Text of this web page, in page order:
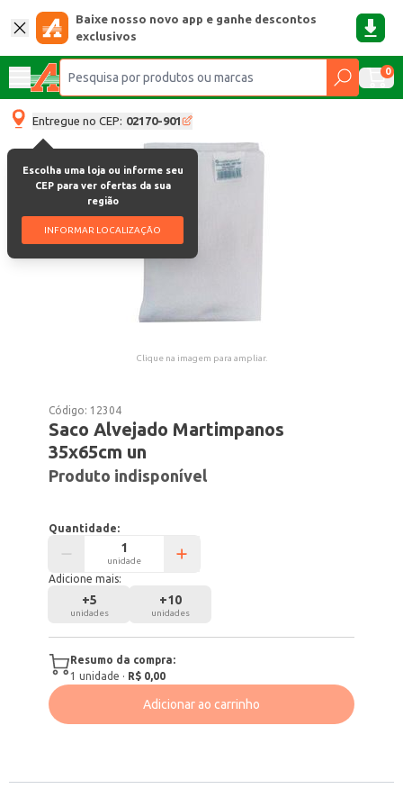
Baixe nosso novo app e ganhe descontos
exclusivos
0
Entregue no CEP: 02170-901
Escolha uma loja ou informe seu
CEP para ver ofertas da sua
região
INFORMAR LOCALIZAÇÃO
Clique na imagem para ampliar.
Código: 12304
Saco Alvejado Martimpanos
35x65cm un
Produto indisponível
Quantidade:
unidade
Adicione mais:
+5
unidades
+10
unidades
Resumo da compra:
1 unidade · R$ 0,00
Adicionar ao carrinho